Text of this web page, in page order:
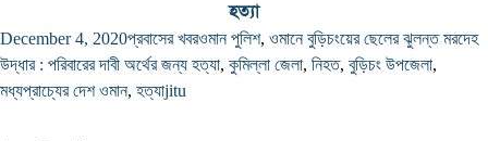
হত্যা
December 4, 2020প্রবাসের খবরওমান পুলিশ, ওমানে বুড়িচংয়ের ছেলের ঝুলন্ত মরদেহ
উদ্ধার : পরিবারের দাবী অর্থের জন্য হত্যা, কুমিল্লা জেলা, নিহত, বুড়িচং উপজেলা,
মধ্যপ্রাচ্যের দেশ ওমান, হত্যাjitu